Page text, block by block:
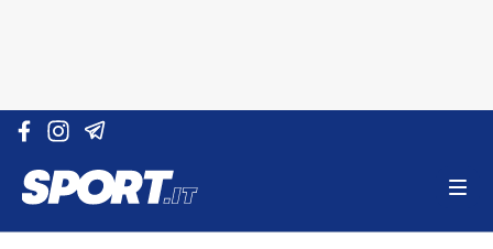
Vai al contenuto